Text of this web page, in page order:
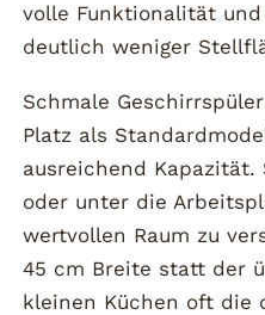
volle Funktionalität
deutlich weniger
Schmale
Platz als
ausreichend Kapazität.
oder unter die
wertvollen Raum zu
45 cm Breite statt der
kleinen Küchen oft die